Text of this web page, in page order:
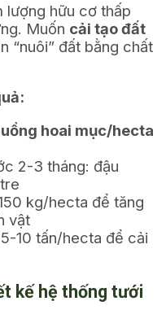
lượng hữu cơ thấp
Muốn cải tạo đất
“nuôi” đất bằng chất
hoai mục/hecta
2-3 tháng: đậu
kg/hecta để tăng
vật
5-10 tấn/hecta để cải
kế hệ thống tưới